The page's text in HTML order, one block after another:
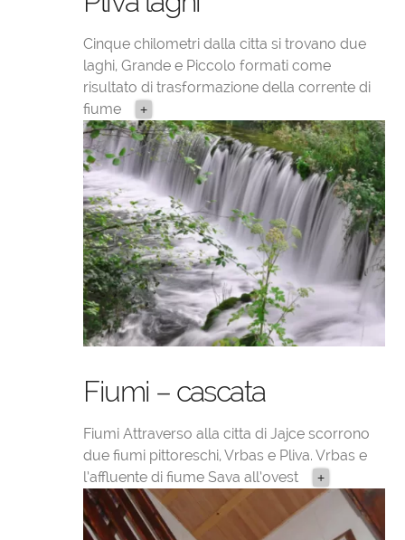
Cinque chilometri dalla citta si trovano due
laghi, Grande e Piccolo formati come
risultato di trasformazione della corrente di
fiume
+
Fiumi – cascata
Fiumi Attraverso alla citta di Jajce scorrono
due fiumi pittoreschi, Vrbas e Pliva. Vrbas e
l’affluente di fiume Sava all’ovest
+